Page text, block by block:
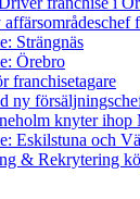
Strängnäs
Örebro
franchisetagare
ny
knyter ihop
Eskilstuna och
& Rekrytering